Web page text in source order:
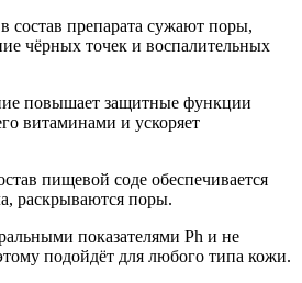
состав препарата сужают поры,
чёрных точек и воспалительных
повышает защитные функции
витаминами и ускоряет
пищевой соде обеспечивается
раскрываются поры.
показателями Ph и не
подойдёт для любого типа кожи.